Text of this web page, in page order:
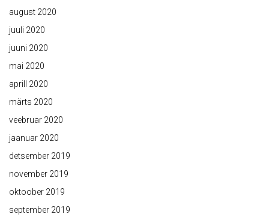
august 2020
juuli 2020
juuni 2020
mai 2020
aprill 2020
märts 2020
veebruar 2020
jaanuar 2020
detsember 2019
november 2019
oktoober 2019
september 2019